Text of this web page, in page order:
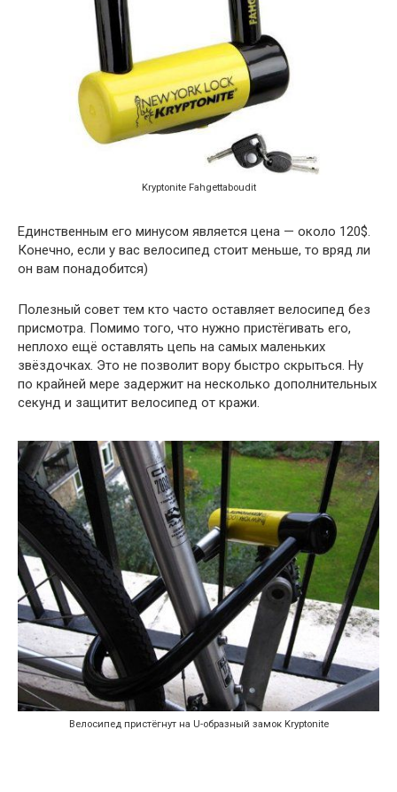
Kryptonite Fahgettaboudit
Единственным его минусом является цена — около 120$.
Конечно, если у вас велосипед стоит меньше, то вряд ли
он вам понадобится)
Полезный совет тем кто часто оставляет велосипед без
присмотра. Помимо того, что нужно пристёгивать его,
неплохо ещё оставлять цепь на самых маленьких
звёздочках. Это не позволит вору быстро скрыться. Ну
по крайней мере задержит на несколько дополнительных
секунд и защитит велосипед от кражи.
Велосипед пристёгнут на U-образный замок Kryptonite